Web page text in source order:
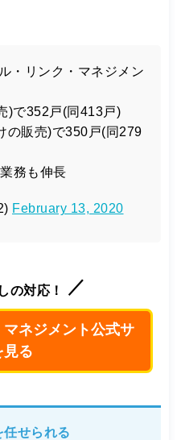
・リンク・マネジメン
)で352戸(同413戸)
の販売)で350戸(同279
務も伸長
February 13, 2020
の対応！
ネジメント公式サ
見る
せられる